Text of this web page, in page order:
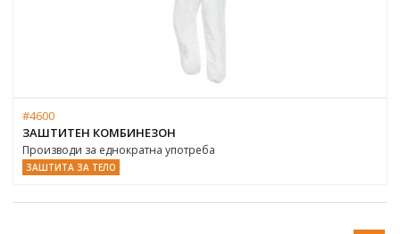
#4600
ЗАШТИТЕН КОМБИНЕЗОН
Производи за еднократна употреба
ЗАШТИТА ЗА ТЕЛО